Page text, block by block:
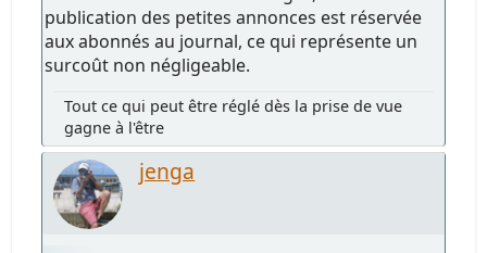
publication des petites annonces est réservée
aux abonnés au journal, ce qui représente un
surcoût non négligeable.
Tout ce qui peut être réglé dès la prise de vue
gagne à l'être
jenga